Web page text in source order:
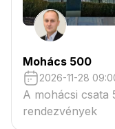
Mohács 500
2026-11-28
A mohácsi csata
rendezvények